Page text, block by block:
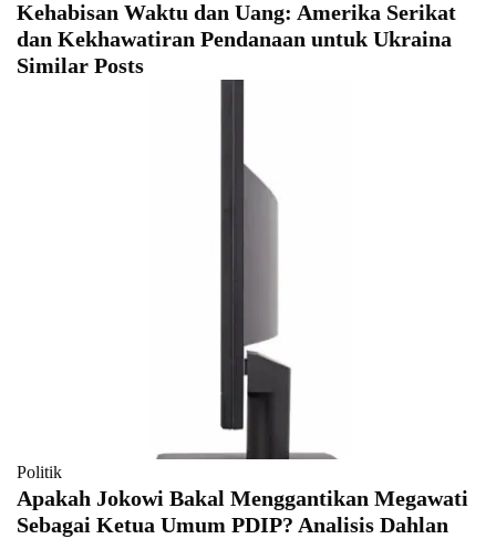
Kehabisan Waktu dan Uang: Amerika Serikat
dan Kekhawatiran Pendanaan untuk Ukraina
Similar Posts
Politik
Apakah Jokowi Bakal Menggantikan Megawati
Sebagai Ketua Umum PDIP? Analisis Dahlan